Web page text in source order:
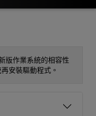
版作業系統的相容性
安裝驅動程式。